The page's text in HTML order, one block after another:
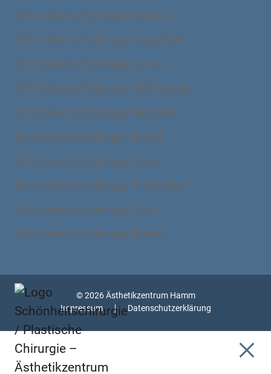
Schönheitschirurgie Kamen
Schönheitschirurgie Lippstadt
Schönheitschirurgie Lünen
Schönheitschirurgie Möhnesee
Schönheitschirurgie Münster
Schönheitschirurgie Soest
Schönheitschirurgie Unna
Schönheitschirurgie Warendorf
Schönheitschirurgie Werl
Schönheitschirurgie Bönen
© 2026 Ästhetikzentrum Hamm
Impressum
Datenschutzerklärung